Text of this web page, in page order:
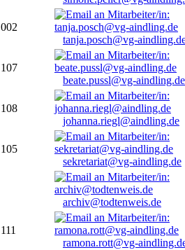
002
tanja.posch@vg-
107
beate.pussl@vg-aindling.de
108
johanna.riegl@aindling.de
105
sekretariat@vg-aindling.de
archiv@todtenweis.de
111
ramona.rott@vg-